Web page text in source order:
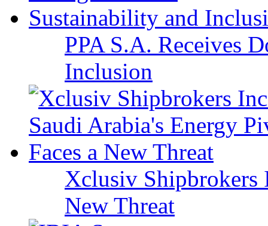
PPA S.A. Receives
Inclusion
Xclusiv Shipbrokers
New Threat